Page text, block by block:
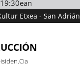
Etxea - San Adrián